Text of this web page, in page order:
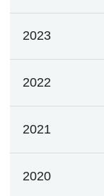
2023
2022
2021
2020